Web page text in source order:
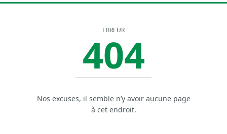
ERREUR
404
Nos excuses, il semble n’y avoir aucune page
à cet endroit.